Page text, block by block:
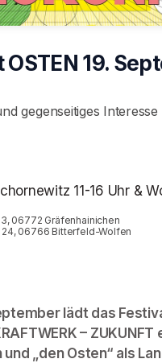
19.
gegenseitiges Interesse
11-16 Uhr &
06772 Gräfenhainichen
06766 Bitterfeld-Wolfen
lädt das
– ZUKUNFT
„den Osten“ als